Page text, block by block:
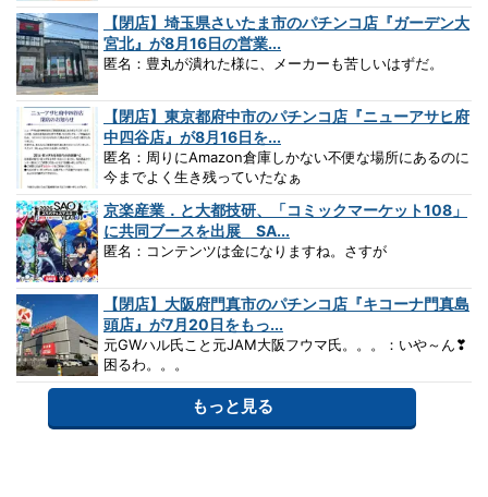
【閉店】埼玉県さいたま市のパチンコ店『ガーデン大
宮北』が8月16日の営業...
匿名：豊丸が潰れた様に、メーカーも苦しいはずだ。
【閉店】東京都府中市のパチンコ店『ニューアサヒ府
中四谷店』が8月16日を...
匿名：周りにAmazon倉庫しかない不便な場所にあるのに
今までよく生き残っていたなぁ
京楽産業．と大都技研、「コミックマーケット108」
に共同ブースを出展 SA...
匿名：コンテンツは金になりますね。さすが
【閉店】大阪府門真市のパチンコ店『キコーナ門真島
頭店』が7月20日をもっ...
元GWハル氏こと元JAM大阪フウマ氏。。。：いや～ん❣
困るわ。。。
もっと見る